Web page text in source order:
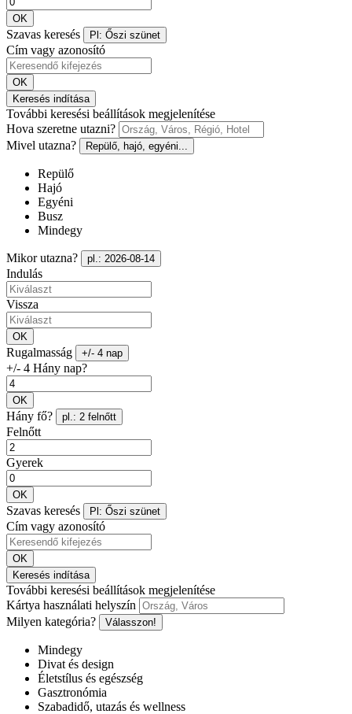
OK
Szavas keresés Pl: Őszi szünet
Cím vagy azonosító
OK
Keresés indítása
További keresési beállítások megjelenítése
Hova szeretne utazni?
Mivel utazna?
Repülő, hajó, egyéni...
Repülő
Hajó
Egyéni
Busz
Mindegy
Mikor utazna? pl.: 2026-08-14
Indulás
Vissza
OK
Rugalmasság +/- 4 nap
+/- 4 Hány nap?
OK
Hány fő? pl.: 2 felnőtt
Felnőtt
Gyerek
OK
Szavas keresés Pl: Őszi szünet
Cím vagy azonosító
OK
Keresés indítása
További keresési beállítások megjelenítése
Kártya használati helyszín
Milyen kategória?
Válasszon!
Mindegy
Divat és design
Életstílus és egészség
Gasztronómia
Szabadidő, utazás és wellness